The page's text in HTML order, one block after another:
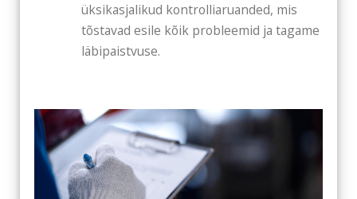
üksikasjalikud kontrolliaruanded, mis
tõstavad esile kõik probleemid ja tagame
läbipaistvuse.